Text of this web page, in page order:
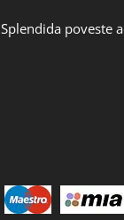
Splendida poveste